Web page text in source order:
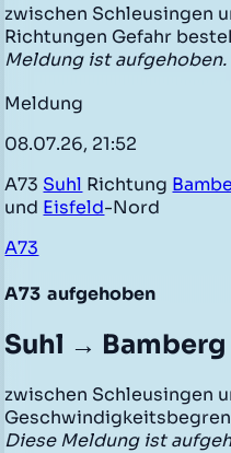
zwischen Schleusingen
Richtungen Gefahr
Meldung ist
Meldung
08.07.26, 21:52
A73 Suhl Richtung
und Eisfeld-Nord
A73
A73 aufgehoben
Suhl → Bamberg
zwischen Schleusingen
Diese Meldung ist